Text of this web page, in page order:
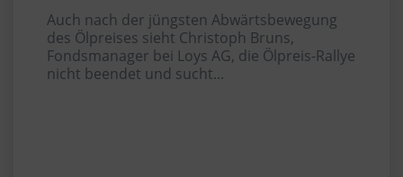
Auch nach der jüngsten Abwärtsbewegung
des Ölpreises sieht Christoph Bruns,
Fondsmanager bei Loys AG, die Ölpreis-Rallye
nicht beendet und sucht...